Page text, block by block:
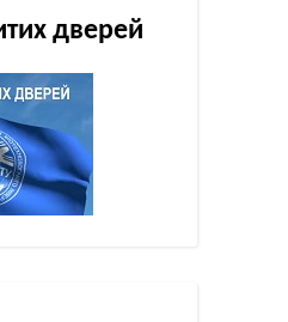
дверей